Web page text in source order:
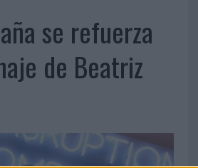
se refuerza
de Beatriz